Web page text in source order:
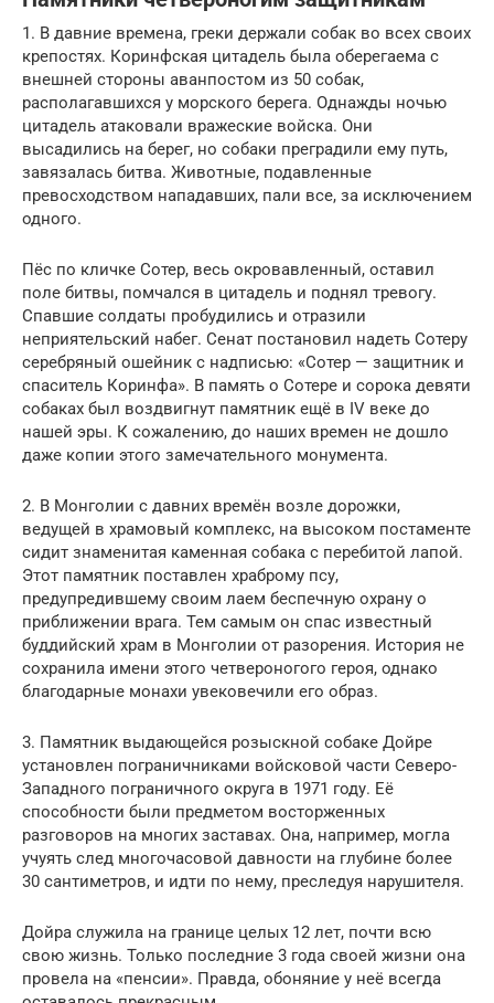
1. В давние времена, греки держали собак во всех своих
крепостях. Коринфская цитадель была оберегаема с
внешней стороны аванпостом из 50 собак,
располагавшихся у морского берега. Однажды ночью
цитадель атаковали вражеские войска. Они
высадились на берег, но собаки преградили ему путь,
завязалась битва. Животные, подавленные
превосходством нападавших, пали все, за исключением
одного.
Пёс по кличке Сотер, весь окровавленный, оставил
поле битвы, помчался в цитадель и поднял тревогу.
Спавшие солдаты пробудились и отразили
неприятельский набег. Сенат постановил надеть Сотеру
серебряный ошейник с надписью: «Сотер — защитник и
спаситель Коринфа». В память о Сотере и сорока девяти
собаках был воздвигнут памятник ещё в IV веке до
нашей эры. К сожалению, до наших времен не дошло
даже копии этого замечательного монумента.
2. В Монголии с давних времён возле дорожки,
ведущей в храмовый комплекс, на высоком постаменте
сидит знаменитая каменная собака с перебитой лапой.
Этот памятник поставлен храброму псу,
предупредившему своим лаем беспечную охрану о
приближении врага. Тем самым он спас известный
буддийский храм в Монголии от разорения. История не
сохранила имени этого четвероногого героя, однако
благодарные монахи увековечили его образ.
3. Памятник выдающейся розыскной собаке Дойре
установлен пограничниками войсковой части Северо-
Западного пограничного округа в 1971 году. Её
способности были предметом восторженных
разговоров на многих заставах. Она, например, могла
учуять след многочасовой давности на глубине более
30 сантиметров, и идти по нему, преследуя нарушителя.
Дойра служила на границе целых 12 лет, почти всю
свою жизнь. Только последние 3 года своей жизни она
провела на «пенсии». Правда, обоняние у неё всегда